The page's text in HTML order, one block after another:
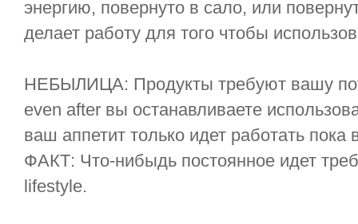
энергию, повернуто в сало, или
делает работу для того чтобы
НЕБЫЛИЦА: Продукты требуют вашу
even after вы останавливаете
ваш аппетит только идет работать пока
ФАКТ: Что-нибыдь постоянное идет
lifestyle.